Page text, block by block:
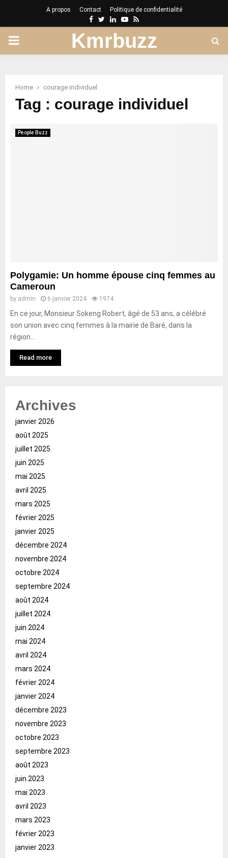
A propos Contact Politique de confidentialité
Facebook
Twitter
LinkedinYoutube
Rss
PRIMARY
Kmrbuzz
Home courage individuel
Tag : courage individuel
People Buzz
Polygamie: Un homme épouse cinq femmes au
Cameroun
by admin 6 janvier 2024 1974
En ce jour, Monsieur Sokeng Robert, âgé de 53 ans, a célébré
son union avec cinq femmes à la mairie de Baré, dans la
région...
Read more
Archives
janvier 2026
août 2025
juillet 2025
juin 2025
mai 2025
avril 2025
mars 2025
février 2025
janvier 2025
décembre 2024
novembre 2024
octobre 2024
septembre 2024
août 2024
juillet 2024
juin 2024
mai 2024
avril 2024
mars 2024
février 2024
janvier 2024
décembre 2023
novembre 2023
octobre 2023
septembre 2023
août 2023
juin 2023
mai 2023
avril 2023
mars 2023
février 2023
janvier 2023